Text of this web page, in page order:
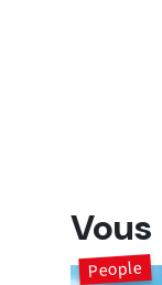
People